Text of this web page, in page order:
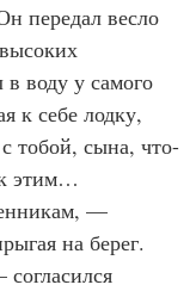
передал весло
воду у самого
к себе лодку,
тобой, сына, что-
этим…
на берег.